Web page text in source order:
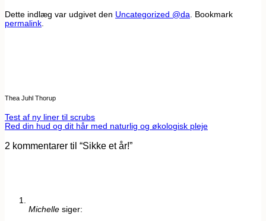
Dette indlæg var udgivet den Uncategorized @da. Bookmark
permalink.
Thea Juhl Thorup
Test af ny liner til scrubs
Red din hud og dit hår med naturlig og økologisk pleje
2 kommentarer til “Sikke et år!”
Michelle siger: